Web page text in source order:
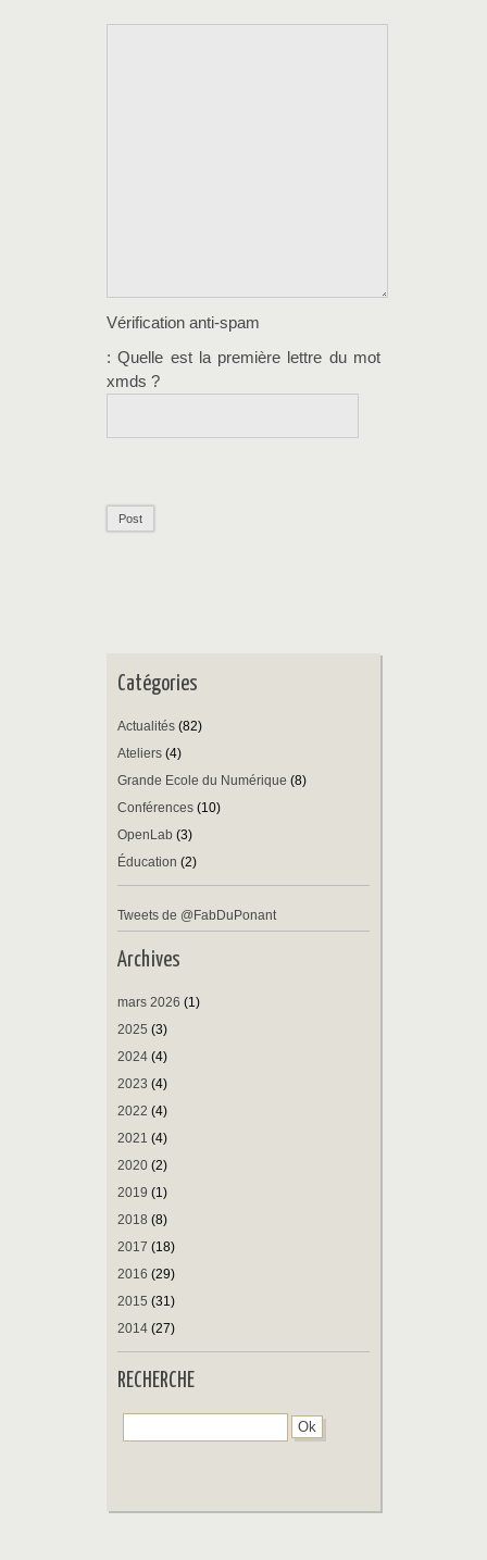
Vérification anti-spam
: Quelle est la première lettre du mot
xmds ?
Catégories
Actualités (82)
Ateliers (4)
Grande Ecole du Numérique (8)
Conférences (10)
OpenLab (3)
Éducation (2)
Tweets de @FabDuPonant
Archives
mars 2026 (1)
2025 (3)
2024 (4)
2023 (4)
2022 (4)
2021 (4)
2020 (2)
2019 (1)
2018 (8)
2017 (18)
2016 (29)
2015 (31)
2014 (27)
RECHERCHE